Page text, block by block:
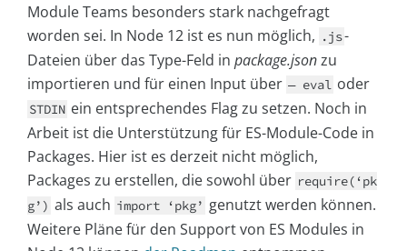
Module Teams besonders stark nachgefragt
worden sei. In Node 12 ist es nun möglich, .js-
Dateien über das Type-Feld in package.jsonzu
importieren und für einen Input über — eval oder
STDIN ein entsprechendes Flag zu setzen. Noch in
Arbeit ist die Unterstützung für ES-Module-Code in
Packages. Hier ist es derzeit nicht möglich,
Packages zu erstellen, die sowohl über require(‘pk
g’) als auch import ‘pkg’ genutzt werden können.
Weitere Pläne für den Support von ES Modules in